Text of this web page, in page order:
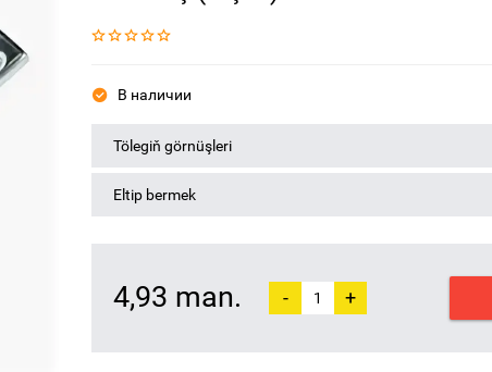
В наличии
Tölegiň görnüşleri
Eltip bermek
4,93 man. - +